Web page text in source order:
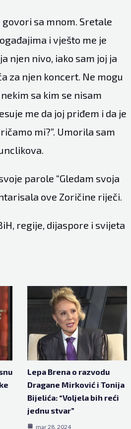
govori sa mnom. Sretale
i vješto me je
njen nivo, iako sam joj ja
za njen koncert. Ne mogu
sa kim se nisam
me da joj priđem i da je
mi?”. Umorila sam
parole “Gledam svoja
ove Zoričine riječi.
regije, dijaspore i svijeta
Lepa Brena o razvodu
Dragane Mirković i Tonija
Bijelića: “Voljela bih reći
jednu stvar”
mar 28, 2024